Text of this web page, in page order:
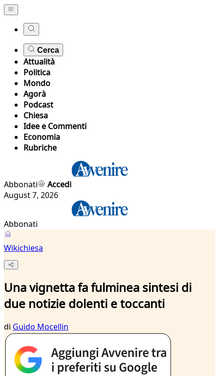
Cerca
Attualità
Politica
Mondo
Agorà
Podcast
Chiesa
Idee e Commenti
Economia
Rubriche
Abbonati
Accedi
August 7, 2026
Abbonati
Wikichiesa
Una vignetta fa fulminea sintesi di
due notizie dolenti e toccanti
di Guido Mocellin